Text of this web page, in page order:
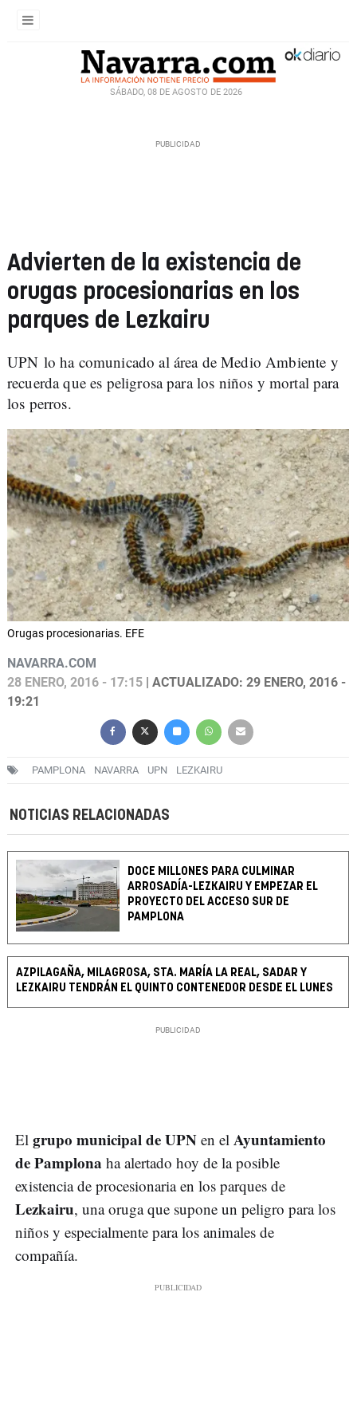
SÁBADO, 08 DE AGOSTO DE 2026
Advierten de la existencia de
orugas procesionarias en los
parques de Lezkairu
UPN lo ha comunicado al área de Medio Ambiente y
recuerda que es peligrosa para los niños y mortal para
los perros.
Orugas procesionarias. EFE
NAVARRA.COM
28 ENERO, 2016 - 17:15 | ACTUALIZADO: 29 ENERO, 2016 -
19:21
PAMPLONA NAVARRA UPN LEZKAIRU
NOTICIAS RELACIONADAS
DOCE MILLONES PARA CULMINAR
ARROSADÍA-LEZKAIRU Y EMPEZAR EL
PROYECTO DEL ACCESO SUR DE
PAMPLONA
AZPILAGAÑA, MILAGROSA, STA. MARÍA LA REAL, SADAR Y
LEZKAIRU TENDRÁN EL QUINTO CONTENEDOR DESDE EL LUNES
El grupo municipal de UPN en el Ayuntamiento
de Pamplona ha alertado hoy de la posible
existencia de procesionaria en los parques de
Lezkairu, una oruga que supone un peligro para los
niños y especialmente para los animales de
compañía.